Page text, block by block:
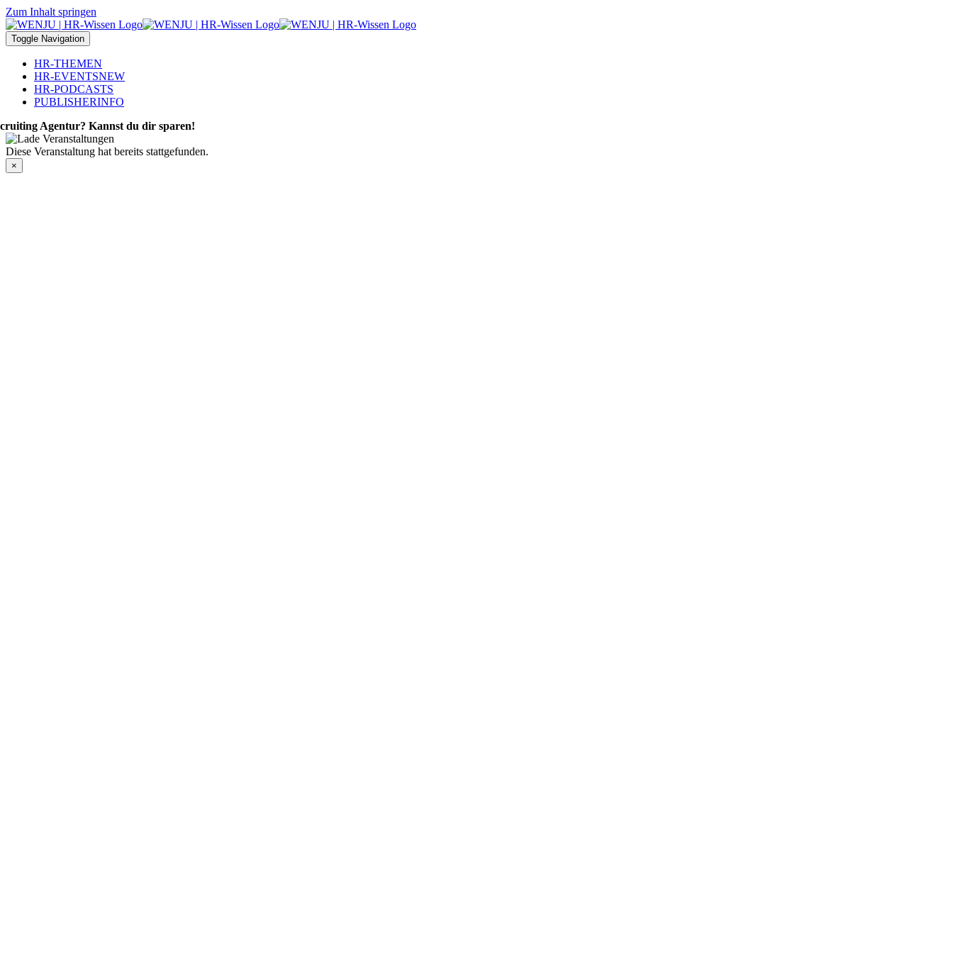
Zum Inhalt springen
Toggle Navigation
HR-THEMEN
HR-EVENTSNEW
HR-PODCASTS
PUBLISHERINFO
Agentur? Kannst du dir sparen!
Diese Veranstaltung hat bereits stattgefunden.
×